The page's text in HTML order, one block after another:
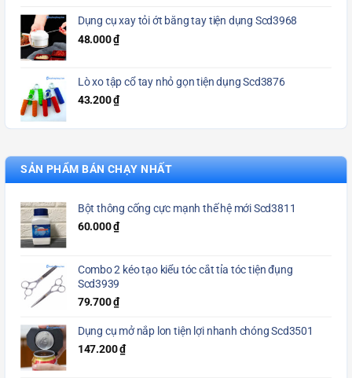
Dụng cụ xay tỏi ớt bằng tay tiện dụng Scd3968
48.000₫
Lò xo tập cổ tay nhỏ gọn tiện dụng Scd3876
43.200₫
SẢN PHẨM BÁN CHẠY NHẤT
Bột thông cống cực mạnh thế hệ mới Scd3811
60.000₫
Combo 2 kéo tạo kiểu tóc cắt tỉa tóc tiện đụng
Scd3939
79.700₫
Dụng cụ mở nắp lon tiện lợi nhanh chóng Scd3501
147.200₫